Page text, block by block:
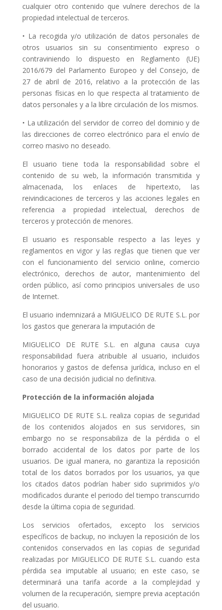
cualquier otro contenido que vulnere derechos de la
propiedad intelectual de terceros.
• La recogida y/o utilización de datos personales de
otros usuarios sin su consentimiento expreso o
contraviniendo lo dispuesto en Reglamento (UE)
2016/679 del Parlamento Europeo y del Consejo, de
27 de abril de 2016, relativo a la protección de las
personas físicas en lo que respecta al tratamiento de
datos personales y a la libre circulación de los mismos.
• La utilización del servidor de correo del dominio y de
las direcciones de correo electrónico para el envío de
correo masivo no deseado.
El usuario tiene toda la responsabilidad sobre el
contenido de su web, la información transmitida y
almacenada, los enlaces de hipertexto, las
reivindicaciones de terceros y las acciones legales en
referencia a propiedad intelectual, derechos de
terceros y protección de menores.
El usuario es responsable respecto a las leyes y
reglamentos en vigor y las reglas que tienen que ver
con el funcionamiento del servicio online, comercio
electrónico, derechos de autor, mantenimiento del
orden público, así como principios universales de uso
de Internet.
El usuario indemnizará a MIGUELICO DE RUTE S.L. por
los gastos que generara la imputación de
MIGUELICO DE RUTE S.L. en alguna causa cuya
responsabilidad fuera atribuible al usuario, incluidos
honorarios y gastos de defensa jurídica, incluso en el
caso de una decisión judicial no definitiva.
Protección de la información alojada
MIGUELICO DE RUTE S.L. realiza copias de seguridad
de los contenidos alojados en sus servidores, sin
embargo no se responsabiliza de la pérdida o el
borrado accidental de los datos por parte de los
usuarios. De igual manera, no garantiza la reposición
total de los datos borrados por los usuarios, ya que
los citados datos podrían haber sido suprimidos y/o
modificados durante el periodo del tiempo transcurrido
desde la última copia de seguridad.
Los servicios ofertados, excepto los servicios
específicos de backup, no incluyen la reposición de los
contenidos conservados en las copias de seguridad
realizadas por MIGUELICO DE RUTE S.L. cuando esta
pérdida sea imputable al usuario; en este caso, se
determinará una tarifa acorde a la complejidad y
volumen de la recuperación, siempre previa aceptación
del usuario.